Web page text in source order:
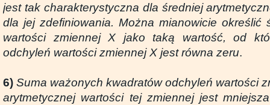
jest tak charakterystyczna dla średniej
dla jej zdefiniowania. Można mianowicie określić
wartości zmiennej X jako taką wartość, od
odchyleń wartości zmiennej X jest równa zeru.
6) Suma ważonych kwadratów odchyleń wartości
arytmetycznej wartości tej zmiennej jest